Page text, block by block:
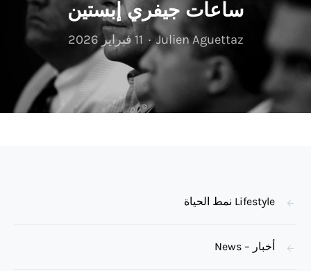
ساعات جيفري إبستين
Julien Aguettaz 11 فبراير 2026
Lifestyle نمط الحياة
أخبار – News